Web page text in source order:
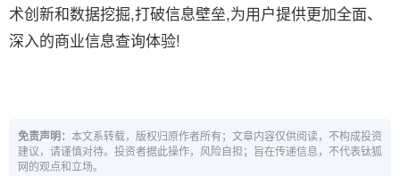
术创新和数据挖掘,打破信息壁垒,为用户提供更加全面、
深入的商业信息查询体验!
免责声明： 本文系转载，版权归原作者所有；文章内容仅供阅读，不构成投资
建议，请谨慎对待。投资者据此操作，风险自担；旨在传递信息，不代表钛狐
网的观点和立场。